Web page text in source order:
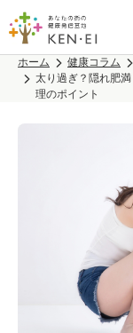
ホーム 健康コラム
太り過ぎ？隠れ肥
理のポイント